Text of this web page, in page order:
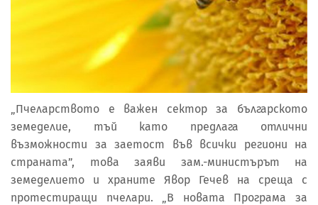
„Пчеларството е важен сектор за българското
земеделие, тъй като предлага отлични
възможности за заетост във всички региони на
страната”, това заяви зам.-министърът на
земеделието и храните Явор Гечев на среща с
протестиращи пчелари. „В новата Програма за